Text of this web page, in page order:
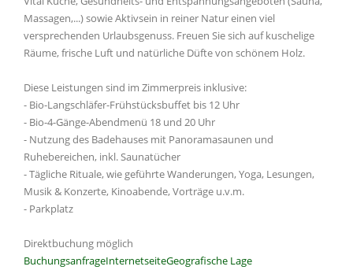
Massagen,...) sowie Aktivsein in reiner Natur einen viel
versprechenden Urlaubsgenuss. Freuen Sie sich auf kuschelige
Räume, frische Luft und natürliche Düfte von schönem Holz.
Diese Leistungen sind im Zimmerpreis inklusive:
- Bio-Langschläfer-Frühstücksbuffet bis 12 Uhr
- Bio-4-Gänge-Abendmenü 18 und 20 Uhr
- Nutzung des Badehauses mit Panoramasaunen und
Ruhebereichen, inkl. Saunatücher
- Tägliche Rituale, wie geführte Wanderungen, Yoga, Lesungen,
Musik & Konzerte, Kinoabende, Vorträge u.v.m.
- Parkplatz
Direktbuchung möglich
BuchungsanfrageInternetseiteGeografische Lage